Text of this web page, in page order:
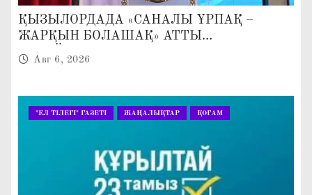
ҚЫЗЫЛОРДАДА «САНАЛЫ ҰРПАҚ –
ЖАРҚЫН БОЛАШАҚ» АТТЫ
КЕҢЕЙТІЛГЕН МӘЖІЛІС ӨТТІ
Авг 6, 2026
"ЕЛ ТІЛЕГІ" ГАЗЕТІ ЖАҢАЛЫҚТАР ҚОҒАМ